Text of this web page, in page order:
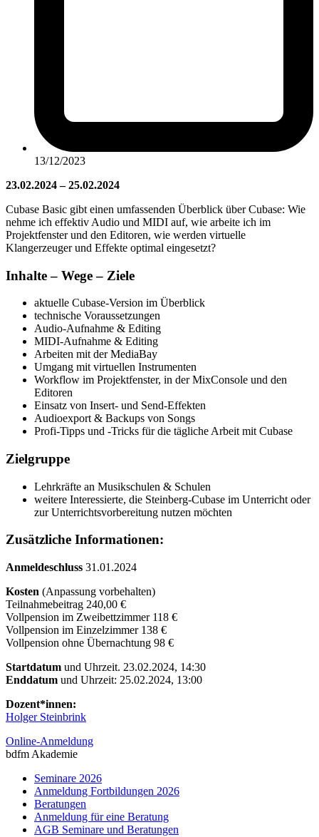
13/12/2023
23.02.2024 – 25.02.2024
Cubase Basic gibt einen umfassenden Überblick über Cubase: Wie
nehme ich effektiv Audio und MIDI auf, wie arbeite ich im
Projektfenster und den Editoren, wie werden virtuelle
Klangerzeuger und Effekte optimal eingesetzt?
Inhalte – Wege – Ziele
aktuelle Cubase-Version im Überblick
technische Voraussetzungen
Audio-Aufnahme & Editing
MIDI-Aufnahme & Editing
Arbeiten mit der MediaBay
Umgang mit virtuellen Instrumenten
Workflow im Projektfenster, in der MixConsole und den
Editoren
Einsatz von Insert- und Send-Effekten
Audioexport & Backups von Songs
Profi-Tipps und -Tricks für die tägliche Arbeit mit Cubase
Zielgruppe
Lehrkräfte an Musikschulen & Schulen
weitere Interessierte, die Steinberg-Cubase im Unterricht oder
zur Unterrichtsvorbereitung nutzen möchten
Zusätzliche Informationen:
Anmeldeschluss 31.01.2024
Kosten (Anpassung vorbehalten)
Teilnahmebeitrag 240,00 €
Vollpension im Zweibettzimmer 118 €
Vollpension im Einzelzimmer 138 €
Vollpension ohne Übernachtung 98 €
Startdatum und Uhrzeit. 23.02.2024, 14:30
Enddatum und Uhrzeit: 25.02.2024, 13:00
Dozent*innen:
Holger Steinbrink
Online-Anmeldung
bdfm Akademie
Seminare 2026
Anmeldung Fortbildungen 2026
Beratungen
Anmeldung für eine Beratung
AGB Seminare und Beratungen